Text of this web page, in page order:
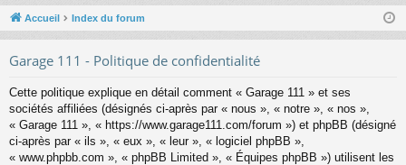
u nr
r
Accueil Index du forum
Garage 111 - Politique de confidentialité
Cette politique explique en détail comment « Garage 111 » et ses
sociétés affiliées (désignés ci-après par « nous », « notre », « nos »,
« Garage 111 », « https://www.garage111.com/forum ») et phpBB (désigné
ci-après par « ils », « eux », « leur », « logiciel phpBB »,
« www.phpbb.com », « phpBB Limited », « Équipes phpBB ») utilisent les